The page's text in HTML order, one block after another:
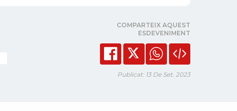
COMPARTEIX AQUEST
ESDEVENIMENT
Publicat: 13 De Set. 2023